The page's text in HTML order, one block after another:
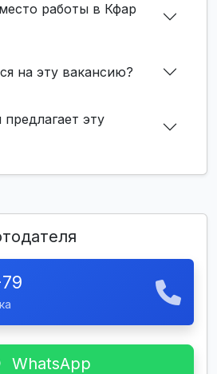
работы в Кфар
на эту вакансию?
эту
WhatsApp